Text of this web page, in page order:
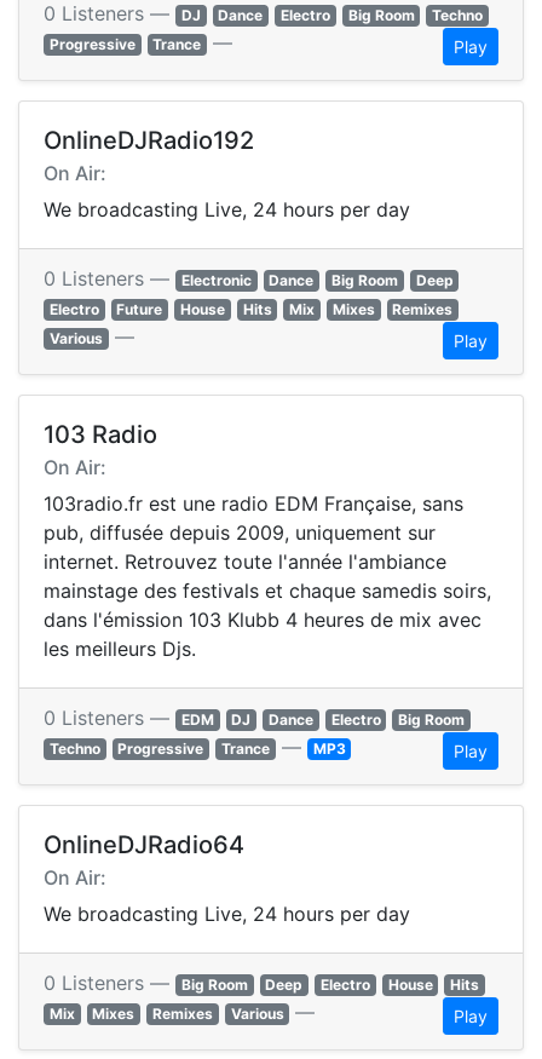
0 Listeners — DJ Dance Electro Big Room
Techno
Progressive
Trance — Play
OnlineDJRadio192
On Air:
We broadcasting Live, 24 hours per day
0 Listeners — Electronic Dance Big Room
Deep
Electro
Future House Hits Mix Mixes
Remixes
Various — Play
103 Radio
On Air:
103radio.fr est une radio EDM Française, sans
pub, diffusée depuis 2009, uniquement sur
internet. Retrouvez toute l'année l'ambiance
mainstage des festivals et chaque samedis soirs,
dans l'émission 103 Klubb 4 heures de mix avec
les meilleurs Djs.
0 Listeners — EDM DJ Dance Electro
Big Room
Techno
Progressive Trance — MP3 Play
OnlineDJRadio64
On Air:
We broadcasting Live, 24 hours per day
0 Listeners — Big Room Deep Electro House
Hits
Mix
Mixes Remixes Various — Play